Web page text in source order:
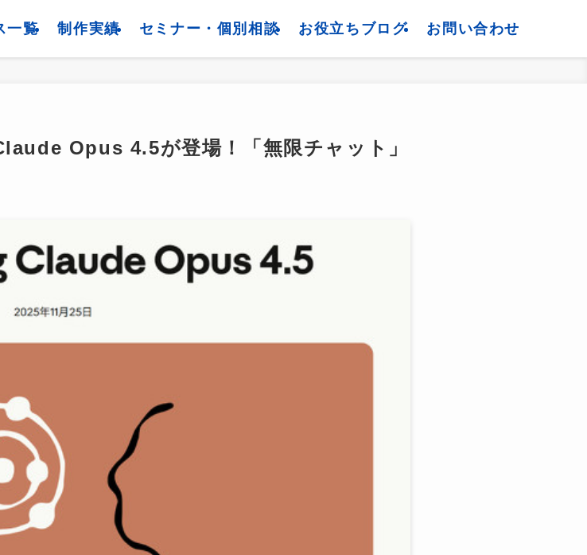
一覧 制作実績 セミナー・個別相談 お役立ちブログ お問い合わせ
Opus 4.5が登場！「無限チャット」